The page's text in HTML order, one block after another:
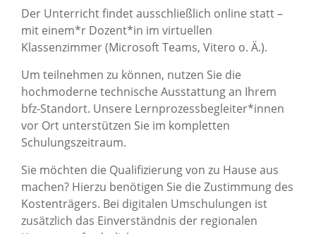
Der Unterricht findet ausschließlich online statt –
mit einem*r Dozent*in im virtuellen
Klassenzimmer (Microsoft Teams, Vitero o. Ä.).
Um teilnehmen zu können, nutzen Sie die
hochmoderne technische Ausstattung an Ihrem
bfz-Standort. Unsere Lernprozessbegleiter*innen
vor Ort unterstützen Sie im kompletten
Schulungszeitraum.
Sie möchten die Qualifizierung von zu Hause aus
machen? Hierzu benötigen Sie die Zustimmung des
Kostenträgers. Bei digitalen Umschulungen ist
zusätzlich das Einverständnis der regionalen